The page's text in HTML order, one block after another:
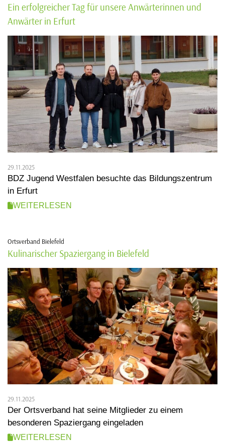
Ein erfolgreicher Tag für unsere Anwärterinnen und
Anwärter in Erfurt
29.11.2025
BDZ Jugend Westfalen besuchte das Bildungszentrum
in Erfurt
WEITERLESEN
Ortsverband Bielefeld
Kulinarischer Spaziergang in Bielefeld
29.11.2025
Der Ortsverband hat seine Mitglieder zu einem
besonderen Spaziergang eingeladen
WEITERLESEN